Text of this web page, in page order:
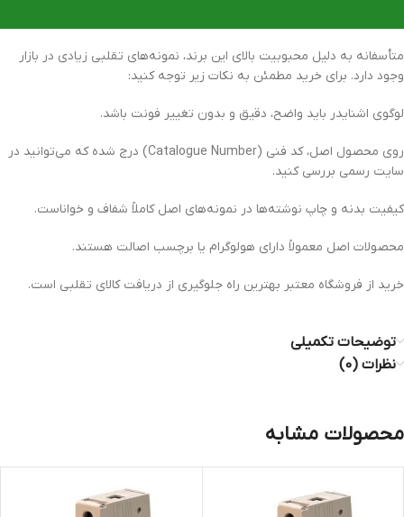
متأسفانه به دلیل محبوبیت بالای این برند، نمونه‌های تقلبی زیادی در بازار
وجود دارد. برای خرید مطمئن به نکات زیر توجه کنید:
لوگوی اشنایدر باید واضح، دقیق و بدون تغییر فونت باشد.
روی محصول اصل، کد فنی (Catalogue Number) درج شده که می‌توانید در
سایت رسمی بررسی کنید.
کیفیت بدنه و چاپ نوشته‌ها در نمونه‌های اصل کاملاً شفاف و خواناست.
محصولات اصل معمولاً دارای هولوگرام یا برچسب اصالت هستند.
خرید از فروشگاه معتبر بهترین راه جلوگیری از دریافت کالای تقلبی است.
توضیحات تکمیلی
نظرات (0)
محصولات مشابه